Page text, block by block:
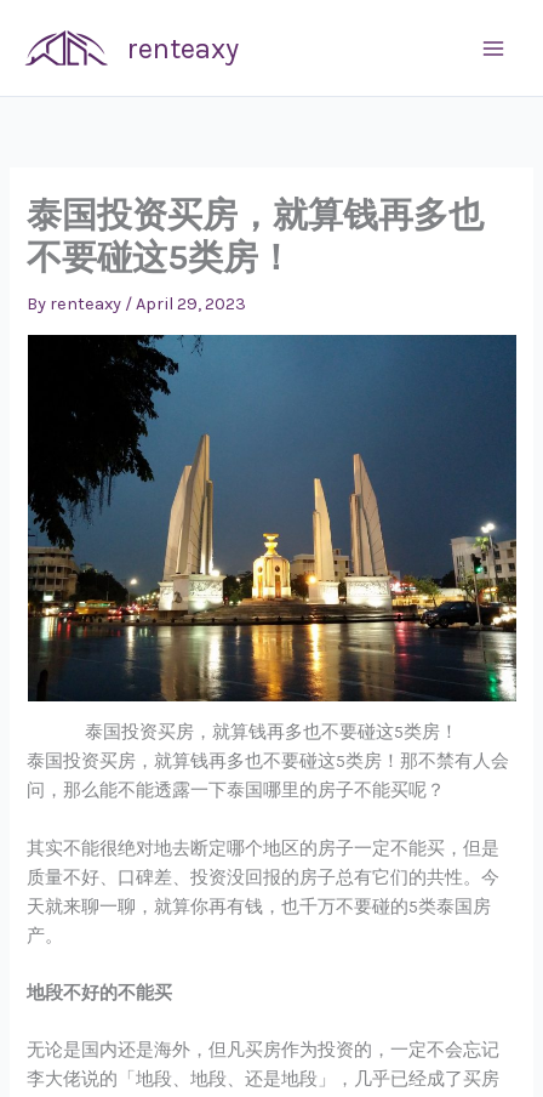
content
renteaxy
泰国投资买房，就算钱再多也
不要碰这5类房！
By renteaxy /April 29, 2023
泰国投资买房，就算钱再多也不要碰这5类房！
泰国投资买房，就算钱再多也不要碰这5类房！那不禁有人会
问，那么能不能透露一下泰国哪里的房子不能买呢？
其实不能很绝对地去断定哪个地区的房子一定不能买，但是
质量不好、口碑差、投资没回报的房子总有它们的共性。今
天就来聊一聊，就算你再有钱，也千万不要碰的5类泰国房
产。
地段不好的不能买
无论是国内还是海外，但凡买房作为投资的，一定不会忘记
李大佬说的「地段、地段、还是地段」，几乎已经成了买房